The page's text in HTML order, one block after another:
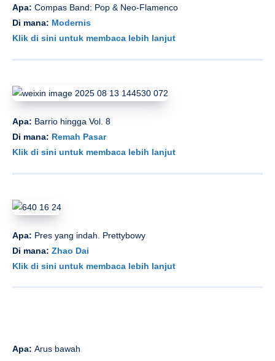
Apa: Compas Band: Pop & Neo-Flamenco
Di mana: Modernis
Klik di sini untuk membaca lebih lanjut
Apa: Barrio hingga Vol. 8
Di mana: Remah Pasar
Klik di sini untuk membaca lebih lanjut
Apa: Pres yang indah. Prettybowy
Di mana: Zhao Dai
Klik di sini untuk membaca lebih lanjut
Apa: Arus bawah